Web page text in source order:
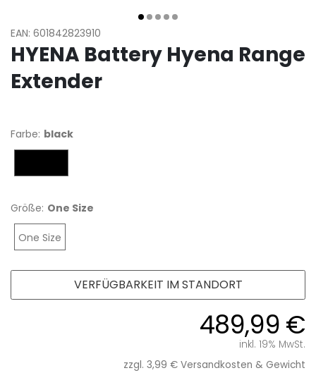
EAN: 601842823910
HYENA Battery Hyena Range
Extender
Farbe: black
Größe: One Size
One Size
489,99 €
inkl. 19% MwSt.
zzgl. 3,99 € Versandkosten & Gewicht
VERFÜGBARKEIT IM STANDORT